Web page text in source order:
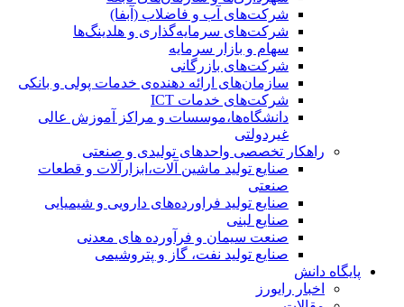
شرکت‌های آب و فاضلاب (آبفا)
شرکت‌های سرمایه‌گذاری و هلدینگ‌ها
سهام و بازار سرمایه
شرکت‌های بازرگانی
سازمان‌های ارائه دهنده‌ی خدمات پولی و بانکی
شرکت‌های خدمات ICT
دانشگاه‌ها،موسسات و مراکز آموزش عالی
غیردولتی
راهکار تخصصی واحدهای تولیدی و صنعتی
صنایع توليد ماشين آلات،ابزارآلات و قطعات
صنعتی
صنایع تولید فراورده‌های دارویی و شیمیایی
صنایع لبنی
صنعت سیمان و فرآورده های معدنی
صنایع تولید نفت، گاز و پتروشيمی
پایگاه دانش
اخبار رایورز